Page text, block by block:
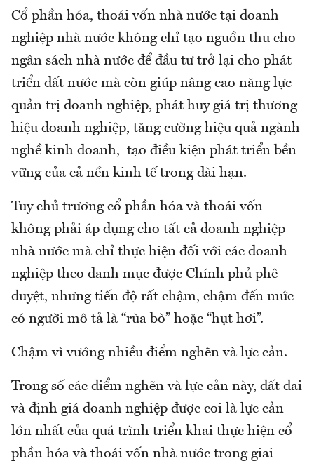
Cổ phần hóa, thoái vốn nhà nước tại doanh
nghiệp nhà nước không chỉ tạo nguồn thu cho
ngân sách nhà nước để đầu tư trở lại cho phát
triển đất nước mà còn giúp nâng cao năng lực
quản trị doanh nghiệp, phát huy giá trị thương
hiệu doanh nghiệp, tăng cường hiệu quả ngành
nghề kinh doanh, tạo điều kiện phát triển bền
vững của cả nền kinh tế trong dài hạn.
Tuy chủ trương cổ phần hóa và thoái vốn
không phải áp dụng cho tất cả doanh nghiệp
nhà nước mà chỉ thực hiện đối với các doanh
nghiệp theo danh mục được Chính phủ phê
duyệt, nhưng tiến độ rất chậm, chậm đến mức
có người mô tả là “rùa bò” hoặc “hụt hơi”.
Chậm vì vướng nhiều điểm nghẽn và lực cản.
Trong số các điểm nghẽn và lực cản này, đất đai
và định giá doanh nghiệp được coi là lực cản
lớn nhất của quá trình triển khai thực hiện cổ
phần hóa và thoái vốn nhà nước trong giai